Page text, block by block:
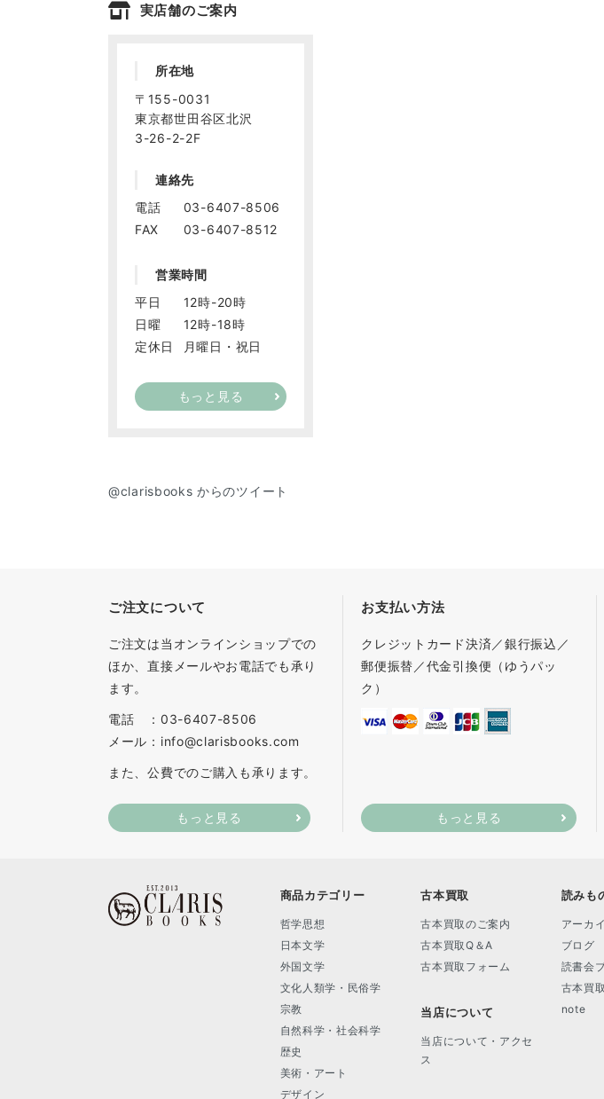
実店舗のご案内
所在地
〒155-0031
東京都世田谷区北沢
3-26-2-2F
連絡先
電話
03-6407-8506
FAX
03-6407-8512
営業時間
平日
12時-20時
日曜
12時-18時
定休日
月曜日・祝日
もっと見る
@clarisbooks からのツイート
ご注文について
ご注文は当オンラインショップでの
ほか、直接メールやお電話でも承り
ます。
電話 ：03-6407-8506
メール：info@clarisbooks.com
また、公費でのご購入も承ります。
もっと見る
お支払い方法
クレジットカード決済／銀行振込／
郵便振替／代金引換便（ゆうパッ
ク）
もっと見る
商品カテゴリー
哲学思想
日本文学
外国文学
文化人類学・民俗学
宗教
自然科学・社会科学
歴史
美術・アート
デザイン
古本買取
古本買取のご案内
古本買取Q＆A
古本買取フォーム
当店について
当店について・アクセ
ス
読みも
アーカ
ブログ
読書会
古本買
note